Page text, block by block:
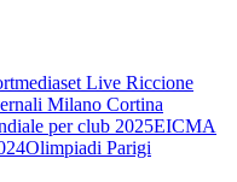
Live Riccione
Milano Cortina
per club 2025EICMA
Olimpiadi Parigi